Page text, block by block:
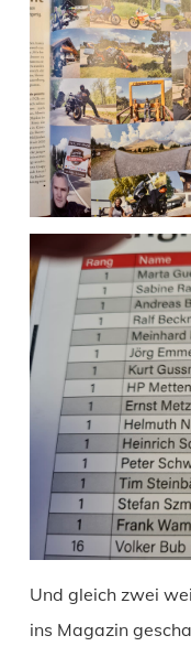
Und gleich zwei
ins Magazin